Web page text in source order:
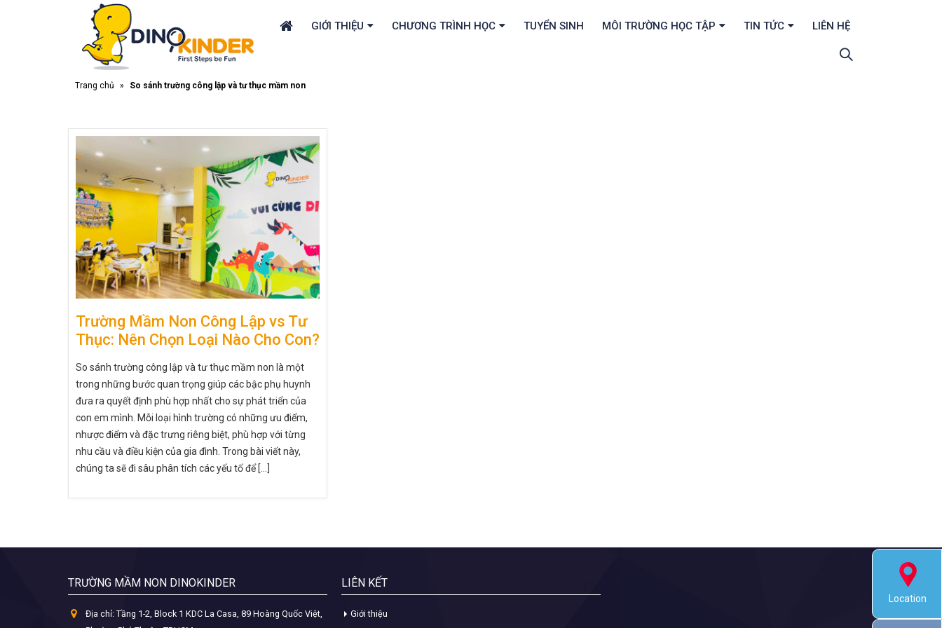
GIỚI THIỆU CHƯƠNG TRÌNH HỌC TUYỂN SINH MÔI TRƯỜNG HỌC TẬP TIN TỨC LIÊN HỆ
Trang chủ » So sánh trường công lập và tư thục mầm non
Trường Mầm Non Công Lập vs Tư
Thục: Nên Chọn Loại Nào Cho Con?
So sánh trường công lập và tư thục mầm non là một
trong những bước quan trọng giúp các bậc phụ huynh
đưa ra quyết định phù hợp nhất cho sự phát triển của
con em mình. Mỗi loại hình trường có những ưu điểm,
nhược điểm và đặc trưng riêng biệt, phù hợp với từng
nhu cầu và điều kiện của gia đình. Trong bài viết này,
chúng ta sẽ đi sâu phân tích các yếu tố để [...]
TRƯỜNG MẦM NON DINOKINDER
Địa chỉ: Tầng 1-2, Block 1 KDC La Casa, 89 Hoàng Quốc Việt,
LIÊN KẾT
Giới thiệu
Location